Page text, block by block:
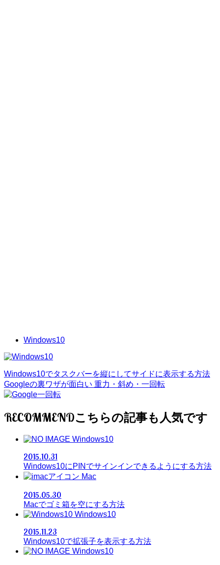
Windows10
Windows10でタスクバーを縦にしてサイドに表示する方法
Googleの裏ワザが面白い 重力・斜め・一回転
RECOMMEND
Windows10
2015.10.31
Windows10にPINでサインインできるようにする方法
Mac
2015.05.30
Macでゴミ箱を空にする方法
Windows10
2015.11.23
Windows10で拡張子を表示する方法
Windows10